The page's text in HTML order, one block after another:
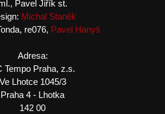
Pavel Jiřík st.
Michal Staněk
re076, Pavel Hanyš
Adresa:
Tempo Praha, z.s.
Ve Lhotce 1045/3
Praha 4 - Lhotka
142 00